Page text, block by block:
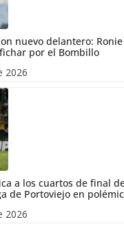
nuevo delantero:
por el Bombillo
2026
a los cuartos de final
de Portoviejo en
2026